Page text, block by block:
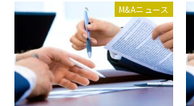
M&Aニュース